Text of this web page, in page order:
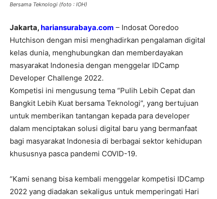
Bersama Teknologi (foto : IOH)
Jakarta,hariansurabaya.com – Indosat Ooredoo
Hutchison dengan misi menghadirkan pengalaman digital
kelas dunia, menghubungkan dan memberdayakan
masyarakat Indonesia dengan menggelar IDCamp
Developer Challenge 2022.
Kompetisi ini mengusung tema “Pulih Lebih Cepat dan
Bangkit Lebih Kuat bersama Teknologi”, yang bertujuan
untuk memberikan tantangan kepada para developer
dalam menciptakan solusi digital baru yang bermanfaat
bagi masyarakat Indonesia di berbagai sektor kehidupan
khususnya pasca pandemi COVID-19.
“Kami senang bisa kembali menggelar kompetisi IDCamp
2022 yang diadakan sekaligus untuk memperingati Hari